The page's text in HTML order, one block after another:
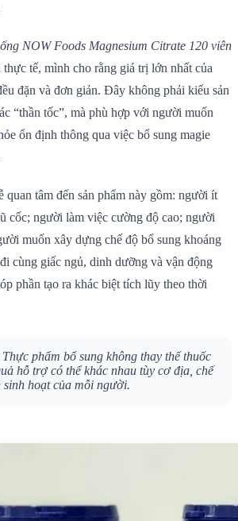
NOW Foods Magnesium Citrate 120 viên
tế, mình cho rằng giá trị lớn nhất của
đặn và đơn giản. Đây không phải kiểu sản
“thần tốc”, mà phù hợp với người muốn
ổn định thông qua việc bổ sung magie
tâm đến sản phẩm này gồm: người ít
cốc; người làm việc cường độ cao; người
muốn xây dựng chế độ bổ sung khoáng
cùng giấc ngủ, dinh dưỡng và vận động
phần tạo ra khác biệt tích lũy theo thời
phẩm bổ sung không thay thế thuốc
hỗ trợ có thể khác nhau tùy cơ địa, chế
sinh hoạt của mỗi người.